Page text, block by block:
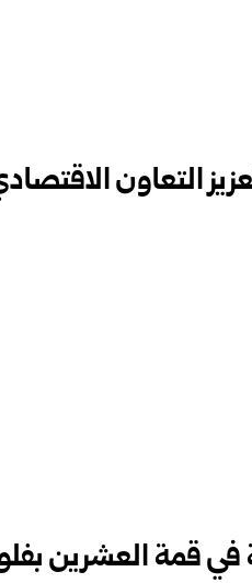
التعاون
قمة العشرين